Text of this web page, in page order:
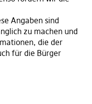
Angaben sind
zu machen und
die der
für die Bürger